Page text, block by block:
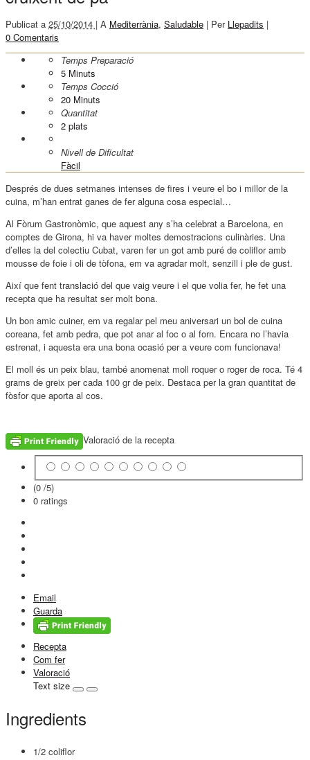
Publicat a 25/10/2014 | A Mediterrània, Saludable | Per Llepadits |
0 Comentaris
Temps Preparació
5 Minuts
Temps Cocció
20 Minuts
Quantitat
2 plats
Nivell de Dificultat
Fàcil
Després de dues setmanes intenses de fires i veure el bo i millor de la
cuina, m’han entrat ganes de fer alguna cosa especial…
Al Fòrum Gastronòmic, que aquest any s’ha celebrat a Barcelona, en
comptes de Girona, hi va haver moltes demostracions culinàries. Una
d’elles la del colectiu Cubat, varen fer un got amb puré de coliflor amb
mousse de foie i oli de tòfona, em va agradar molt, senzill i ple de gust.
Així que fent translació del que vaig veure i el que volia fer, he fet una
recepta que ha resultat ser molt bona.
Un bon amic cuiner, em va regalar pel meu aniversari un bol de cuina
coreana, fet amb pedra, que pot anar al foc o al forn. Encara no l’havia
estrenat, i aquesta era una bona ocasió per a veure com funcionava!
El moll és un peix blau, també anomenat moll roquer o roger de roca. Té 4
grams de greix per cada 100 gr de peix. Destaca per la gran quantitat de
fòsfor que aporta al cos.
Valoració de la recepta
(0 /5)
0 ratings
Email
Guarda
Recepta
Com fer
Valoració
Text size
Ingredients
1/2 coliflor